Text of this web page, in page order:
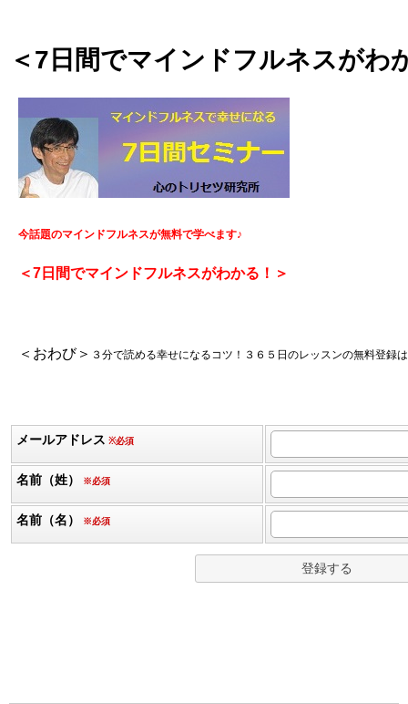
＜7日間でマインドフルネスが
今話題のマインドフルネスが無料で学べます♪
＜7日間でマインドフルネスがわかる！＞
＜おわび＞ ３分で読める幸せになるコツ！３６５日のレッスンの無料登録
メールアドレス ※必須
名前（姓） ※必須
名前（名） ※必須